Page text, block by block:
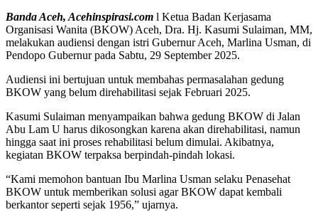
Banda Aceh, Acehinspirasi.com l Ketua Badan Kerjasama
Organisasi Wanita (BKOW) Aceh, Dra. Hj. Kasumi Sulaiman, MM,
melakukan audiensi dengan istri Gubernur Aceh, Marlina Usman, di
Pendopo Gubernur pada Sabtu, 29 September 2025.
Audiensi ini bertujuan untuk membahas permasalahan gedung
BKOW yang belum direhabilitasi sejak Februari 2025.
Kasumi Sulaiman menyampaikan bahwa gedung BKOW di Jalan
Abu Lam U harus dikosongkan karena akan direhabilitasi, namun
hingga saat ini proses rehabilitasi belum dimulai. Akibatnya,
kegiatan BKOW terpaksa berpindah-pindah lokasi.
“Kami memohon bantuan Ibu Marlina Usman selaku Penasehat
BKOW untuk memberikan solusi agar BKOW dapat kembali
berkantor seperti sejak 1956,” ujarnya.